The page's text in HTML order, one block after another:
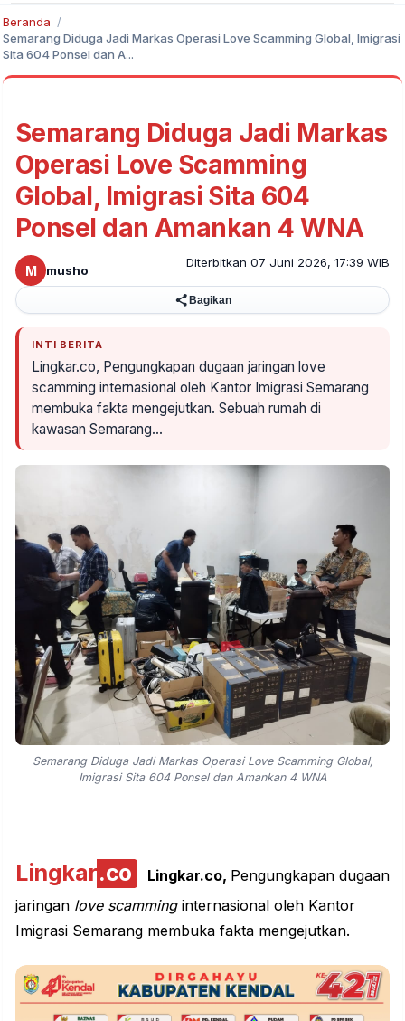
Beranda
Semarang Diduga Jadi Markas Operasi Love Scamming Global, Imigrasi
Sita 604 Ponsel dan A...
Semarang Diduga Jadi Markas
Operasi Love Scamming
Global, Imigrasi Sita 604
Ponsel dan Amankan 4 WNA
M musho
Diterbitkan 07 Juni 2026, 17:39 WIB
Bagikan
INTI BERITA
Lingkar.co, Pengungkapan dugaan jaringan love
scamming internasional oleh Kantor Imigrasi Semarang
membuka fakta mengejutkan. Sebuah rumah di
kawasan Semarang…
Semarang Diduga Jadi Markas Operasi Love Scamming Global,
Imigrasi Sita 604 Ponsel dan Amankan 4 WNA
Lingkar.co Lingkar.co, Pengungkapan dugaan
jaringan love scamminginternasional oleh Kantor
Imigrasi Semarang membuka fakta mengejutkan.